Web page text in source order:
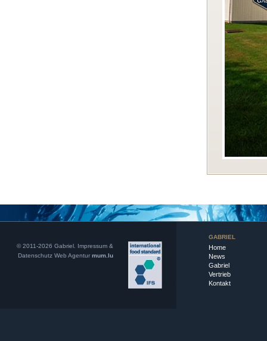
© 2011-2026 Gabriel. Impressum &
Datenschutz Web Agentur mum.lu
GABRIEL
Home
News
Gabriel
Vertrieb
Kontakt